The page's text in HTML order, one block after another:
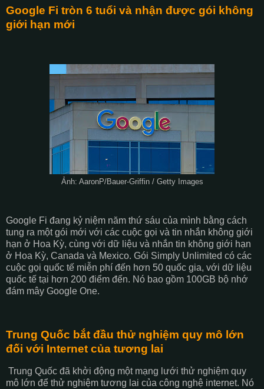
Google Fi tròn 6 tuổi và nhận được gói không
giới hạn mới
Ảnh: AaronP/Bauer-Griffin / Getty Images
Google Fi đang kỷ niệm năm thứ sáu của mình bằng cách
tung ra một gói mới với các cuộc gọi và tin nhắn không giới
hạn ở Hoa Kỳ, cùng với dữ liệu và nhắn tin không giới hạn
ở Hoa Kỳ, Canada và Mexico. Gói Simply Unlimited có các
cuộc gọi quốc tế miễn phí đến hơn 50 quốc gia, với dữ liệu
quốc tế tại hơn 200 điểm đến. Nó bao gồm 100GB bộ nhớ
đám mây Google One.
Trung Quốc bắt đầu thử nghiệm quy mô lớn
đối với Internet của tương lai
Trung Quốc đã khởi động một mạng lưới thử nghiệm quy
mô lớn để thử nghiệm tương lai của công nghệ internet. Nó